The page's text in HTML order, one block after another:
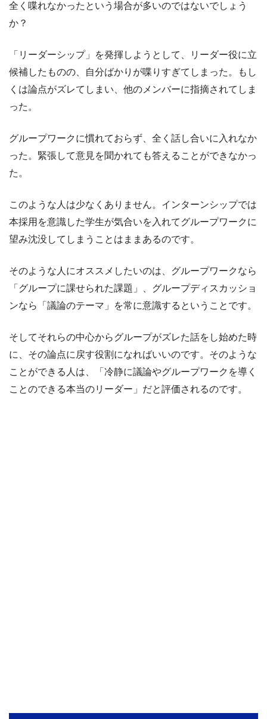
全く喋れなかったという場合が多いのではないでしょう
か？
「リーダーシップ」を発揮しようとして、リーダー役に立
候補したものの、自分ばかりが喋りすぎてしまった。もし
くは論点がズレてしまい、他のメンバーに指摘されてしま
った。
グループワークに慣れておらず、全く話し合いに入れなか
った。緊張して意見を聞かれても答えることができなかっ
た。
このような人は少なくありません。インターンシップでは
本採用を意識した学生が気合いを入れてグループワークに
望み沈没してしまうことはままあるのです。
そのような人にオススメしたいのは、グループワークなら
「グループに課せられた課題」、グループディスカッショ
ンなら「議論のテーマ」を常に意識するということです。
そしてそれらの中心からグループがズレた話をし始めた時
に、その論点に戻す役割になればいいのです。そのような
ことができる人は、「冷静に議論やグループワークを導く
ことのできる本当のリーダー」だと評価されるのです。